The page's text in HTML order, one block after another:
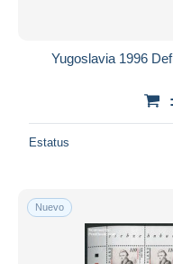
Yugoslavia 1996
Estatus
Nuevo